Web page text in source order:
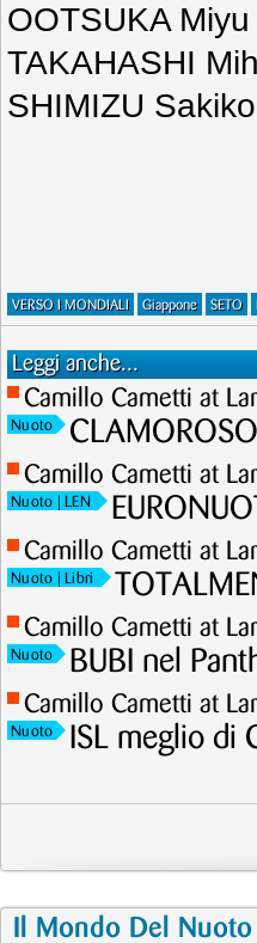
OOTSUKA
TAKAHASHI
SHIMIZU
VERSO I MONDIALI Giappone SETO
Leggi anche...
Camillo Cametti at
Nuoto
Camillo Cametti at
Nuoto | LEN
Camillo Cametti at
Nuoto | Libri
Camillo Cametti at
Nuoto BUBI nel
Camillo Cametti at
Nuoto ISL meglio di
Il Mondo Del Nuoto